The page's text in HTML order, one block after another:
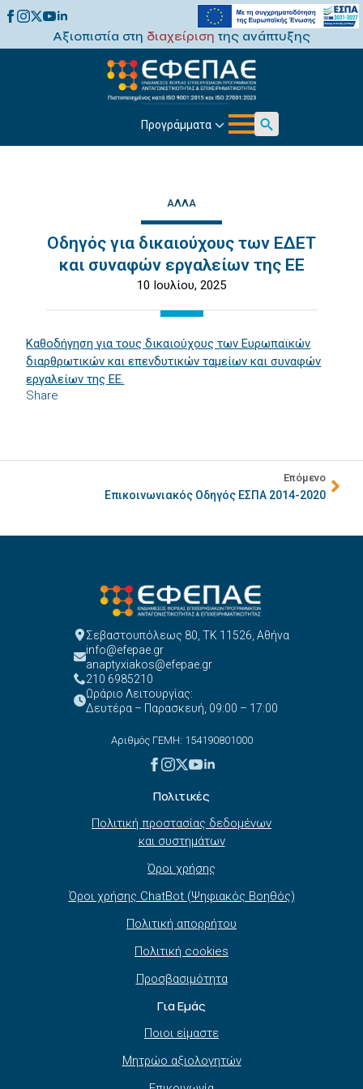
Αξιοπιστία στη διαχείριση της ανάπτυξης
Προγράμματα
Search
ΆΛΛΑ
Οδηγός για δικαιούχους των ΕΔΕΤ
και συναφών εργαλείων της ΕΕ
10 Ιουλίου, 2025
Share
Καθοδήγηση για τους δικαιούχους των Ευρωπαϊκών
διαρθρωτικών και επενδυτικών ταμείων και συναφών
εργαλείων της ΕΕ.
Επόμενο
Επικοινωνιακός Οδηγός ΕΣΠΑ 2014-2020
Σεβαστουπόλεως 80, ΤΚ 11526, Αθήνα
info@efepae.gr
anaptyxiakos@efepae.gr
210 6985210
Ωράριο Λειτουργίας:
Δευτέρα – Παρασκευή, 09:00 – 17:00
Αριθμός ΓΕΜΗ: 154190801000
Πολιτικές
Πολιτική προστασίας δεδομένων
και συστημάτων
Όροι χρήσης
Όροι χρήσης ChatBot (Ψηφιακός Βοηθός)
Πολιτική απορρήτου
Πολιτική cookies
Προσβασιμότητα
Για Εμάς
Ποιοι είμαστε
Μητρώο αξιολογητών